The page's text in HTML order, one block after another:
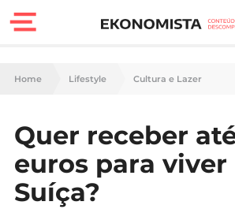
Finanças
Carreira
Casa
Home Lifestyle Cultura e Lazer
Quer receber
euros para viver
Suíça?